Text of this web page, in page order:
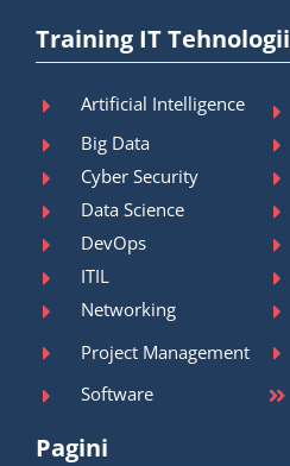
Training IT Tehnologii
Artificial Intelligence
Big Data
Cyber Security
Data Science
DevOps
ITIL
Networking
Project Management
Software
Pagini